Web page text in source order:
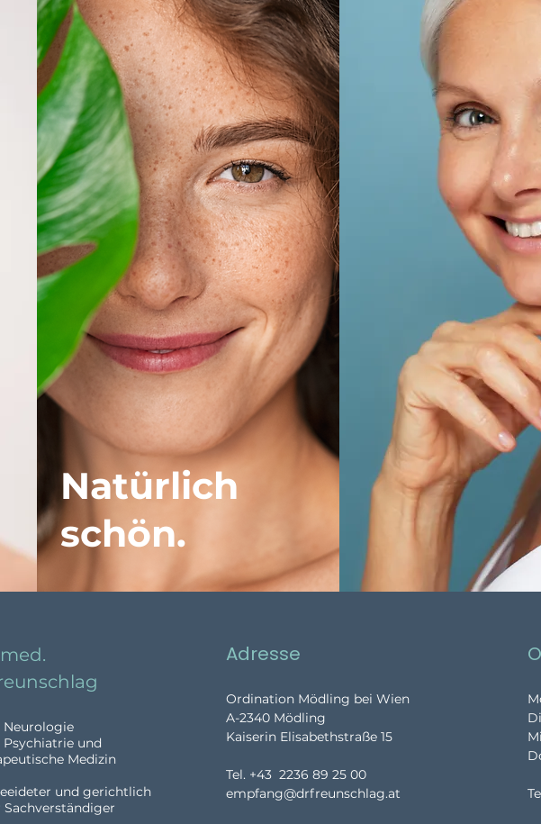
Natürlich
schön.
Neurologie
und
Medizin
und gerichtlich
Adresse
Ordination Mödling bei Wien
A-2340 Mödling
Kaiserin Elisabethstraße 15
Tel. +43 2236 89 25 00
empfang@drfreunschlag.at